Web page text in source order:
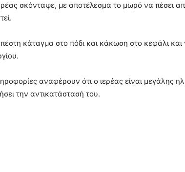
σκόνταψε, με αποτέλεσμα το μωρό να πέσει
κάταγμα στο πόδι και κάκωση στο κεφάλι και
αναφέρουν ότι ο ιερέας είναι μεγάλης
την αντικατάστασή του.